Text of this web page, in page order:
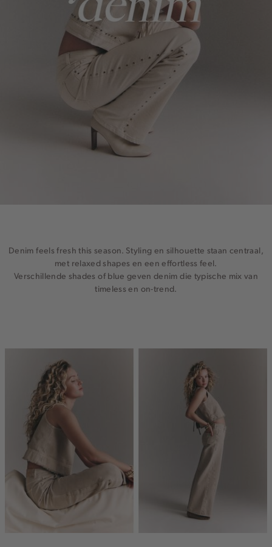
Denim feels fresh this season. Styling en silhouette staan centraal,
met relaxed shapes en een effortless feel.
Verschillende shades of blue geven denim die typische mix van
timeless en on-trend.